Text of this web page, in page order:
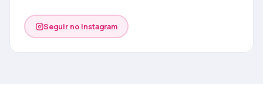
Seguir no Instagram